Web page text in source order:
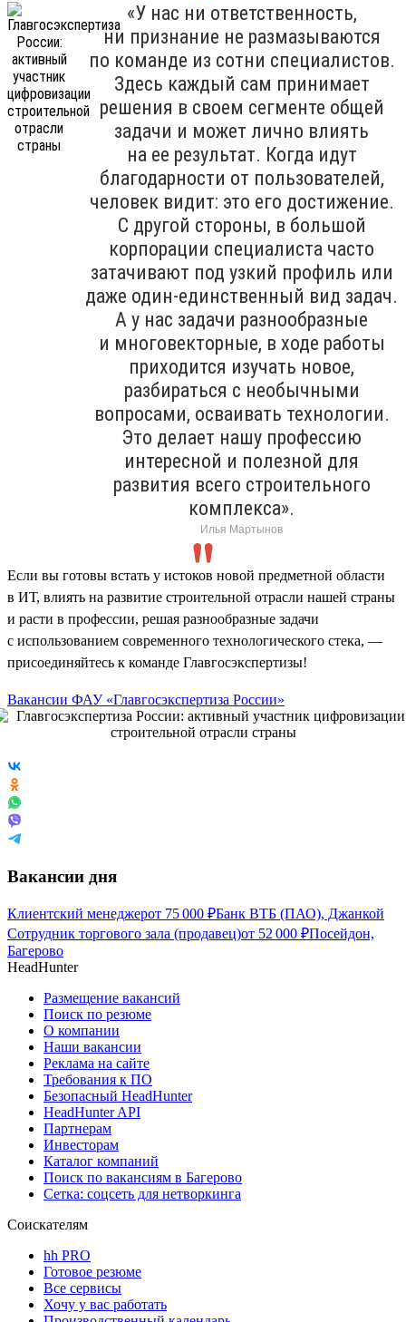
«У нас ни ответственность,
ни признание не размазываются
по команде из сотни специалистов.
Здесь каждый сам принимает
решения в своем сегменте общей
задачи и может лично влиять
на ее результат. Когда идут
благодарности от пользователей,
человек видит: это его достижение.
С другой стороны, в большой
корпорации специалиста часто
затачивают под узкий профиль или
даже один-единственный вид задач.
А у нас задачи разнообразные
и многовекторные, в ходе работы
приходится изучать новое,
разбираться с необычными
вопросами, осваивать технологии.
Это делает нашу профессию
интересной и полезной для
развития всего строительного
комплекса».
Илья Мартынов
Если вы готовы встать у истоков новой предметной области
в ИТ, влиять на развитие строительной отрасли нашей страны
и расти в профессии, решая разнообразные задачи
с использованием современного технологического стека, —
присоединяйтесь к команде Главгосэкспертизы!
Вакансии ФАУ «Главгосэкспертиза России»
Вакансии дня
Клиентский менеджерот 75 000 ₽Банк ВТБ (ПАО), Джанкой
Сотрудник торгового зала (продавец)от 52 000 ₽Посейдон,
Багерово
HeadHunter
Размещение вакансий
Поиск по резюме
О компании
Наши вакансии
Реклама на сайте
Требования к ПО
Безопасный HeadHunter
HeadHunter API
Партнерам
Инвесторам
Каталог компаний
Поиск по вакансиям в Багерово
Сетка: соцсеть для нетворкинга
Соискателям
hh PRO
Готовое резюме
Все сервисы
Хочу у вас работать